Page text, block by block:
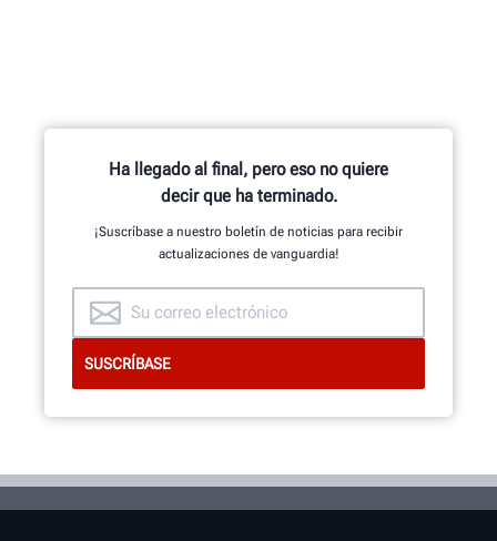
Ha llegado al final, pero eso no quiere
decir que ha terminado.
¡Suscríbase a nuestro boletín de noticias para recibir
actualizaciones de vanguardia!